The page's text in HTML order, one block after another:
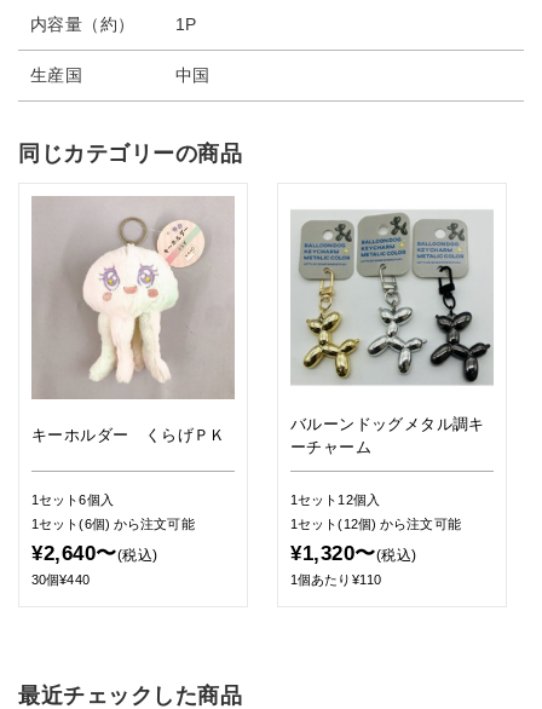
内容量（約） 1P
生産国 中国
同じカテゴリーの商品
キーホルダー くらげＰＫ
1セット6個入
1セット(6個) から注文可能
¥2,640〜(税込)
30個¥440
バルーンドッグメタル調キ
ーチャーム
1セット12個入
1セット(12個)から注文可能
¥1,320〜(税込)
1個あたり¥110
最近チェックした商品